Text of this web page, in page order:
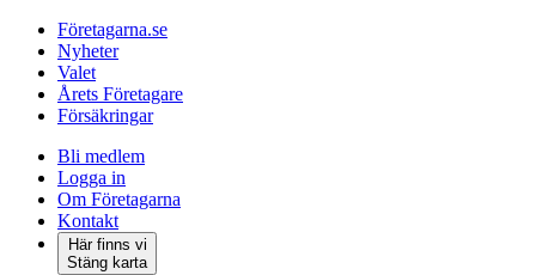
Företagarna.se
Nyheter
Valet
Årets Företagare
Försäkringar
Bli medlem
Logga in
Om Företagarna
Kontakt
Här finns vi
Stäng karta